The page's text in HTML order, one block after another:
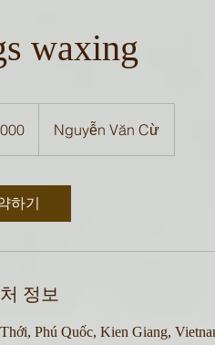
waxing
Nguyễn Văn Cừ
하기
정보
Phú Quốc, Kien Giang,